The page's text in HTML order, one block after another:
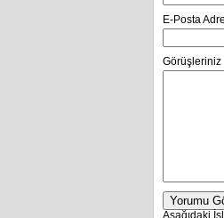
E-Posta
Görüşleriniz
Yorumu
Aşağıdaki